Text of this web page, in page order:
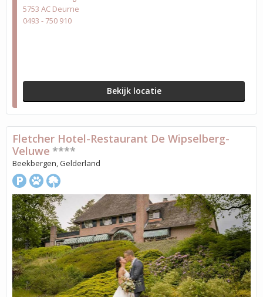
5753 AC Deurne
0493 - 750 910
Bekijk locatie
Fletcher Hotel-Restaurant De Wipselberg-
Veluwe ****
Beekbergen, Gelderland